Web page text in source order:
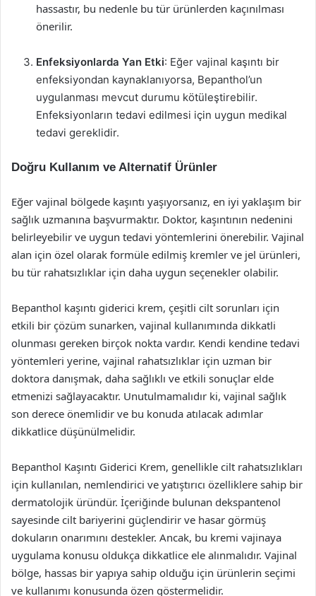
hassastır, bu nedenle bu tür ürünlerden kaçınılması
önerilir.
Enfeksiyonlarda Yan Etki: Eğer vajinal kaşıntı bir
enfeksiyondan kaynaklanıyorsa, Bepanthol’un
uygulanması mevcut durumu kötüleştirebilir.
Enfeksiyonların tedavi edilmesi için uygun medikal
tedavi gereklidir.
Doğru Kullanım ve Alternatif Ürünler
Eğer vajinal bölgede kaşıntı yaşıyorsanız, en iyi yaklaşım bir
sağlık uzmanına başvurmaktır. Doktor, kaşıntının nedenini
belirleyebilir ve uygun tedavi yöntemlerini önerebilir. Vajinal
alan için özel olarak formüle edilmiş kremler ve jel ürünleri,
bu tür rahatsızlıklar için daha uygun seçenekler olabilir.
Bepanthol kaşıntı giderici krem, çeşitli cilt sorunları için
etkili bir çözüm sunarken, vajinal kullanımında dikkatli
olunması gereken birçok nokta vardır. Kendi kendine tedavi
yöntemleri yerine, vajinal rahatsızlıklar için uzman bir
doktora danışmak, daha sağlıklı ve etkili sonuçlar elde
etmenizi sağlayacaktır. Unutulmamalıdır ki, vajinal sağlık
son derece önemlidir ve bu konuda atılacak adımlar
dikkatlice düşünülmelidir.
Bepanthol Kaşıntı Giderici Krem, genellikle cilt rahatsızlıkları
için kullanılan, nemlendirici ve yatıştırıcı özelliklere sahip bir
dermatolojik üründür. İçeriğinde bulunan dekspantenol
sayesinde cilt bariyerini güçlendirir ve hasar görmüş
dokuların onarımını destekler. Ancak, bu kremi vajinaya
uygulama konusu oldukça dikkatlice ele alınmalıdır. Vajinal
bölge, hassas bir yapıya sahip olduğu için ürünlerin seçimi
ve kullanımı konusunda özen göstermelidir.